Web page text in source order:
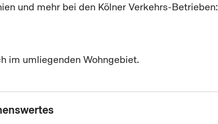
und mehr bei den Kölner Verkehrs-Betrieben:
im umliegenden Wohngebiet.